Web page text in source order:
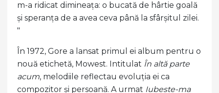
m-a ridicat dimineața: o bucată de hârtie goală
și speranța de a avea ceva până la sfârșitul zilei.
"
În 1972, Gore a lansat primul ei album pentru o
nouă etichetă, Mowest. Intitulat În altă parte
acum, melodiile reflectau evoluția ei ca
compozitor și persoană. A urmat Iubeste-ma